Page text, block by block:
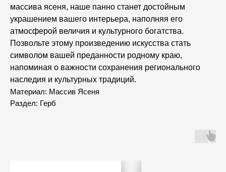
массива ясеня, наше панно станет достойным
украшением вашего интерьера, наполняя его
атмосферой величия и культурного богатства.
Позвольте этому произведению искусства стать
символом вашей преданности родному краю,
напоминая о важности сохранения регионального
наследия и культурных традиций.
Материал: Массив Ясеня
Раздел: Герб